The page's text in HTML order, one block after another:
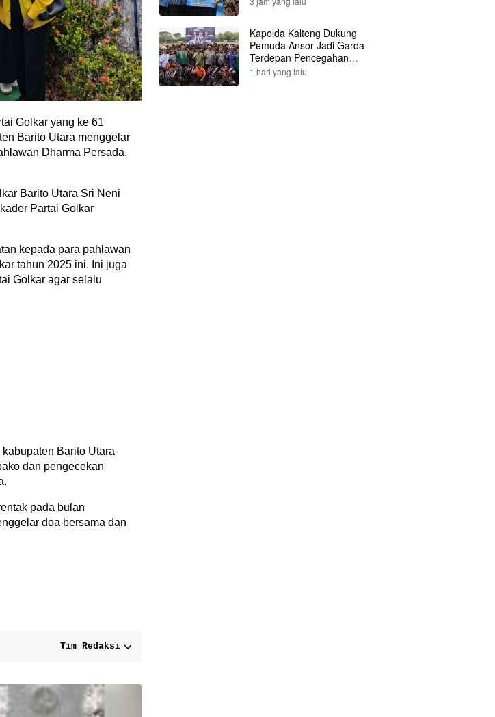
Golkar yang ke 61
Barito Utara menggelar
Dharma Persada,
Barito Utara Sri Neni
Partai Golkar
kepada para pahlawan
tahun 2025 ini. Ini juga
Golkar agar selalu
Barito Utara
dan pengecekan
pada bulan
doa bersama dan
Tim Redaksi
Kapolda Kalteng Dukung
Pemuda Ansor Jadi Garda
Terdepan Pencegahan
Karhutla
1 hari yang lalu